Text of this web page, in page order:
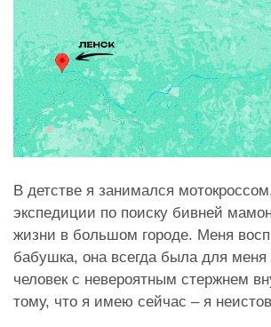
В детстве я занимался
экспедиции по поиску бивней
жизни в большом городе. Меня
бабушка, она всегда была для меня
человек с невероятным стержнем
тому, что я имею сейчас – я